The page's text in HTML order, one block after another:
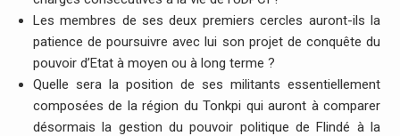
Les membres de ses deux premiers cercles auront-ils la
patience de poursuivre avec lui son projet de conquête du
pouvoir d’Etat à moyen ou à long terme ?
Quelle sera la position de ses militants essentiellement
composées de la région du Tonkpi qui auront à comparer
désormais la gestion du pouvoir politique de Flindé à la